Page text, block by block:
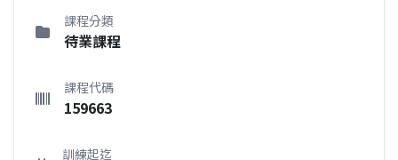
課程分類
待業課程
課程代碼
159663
訓練起迄